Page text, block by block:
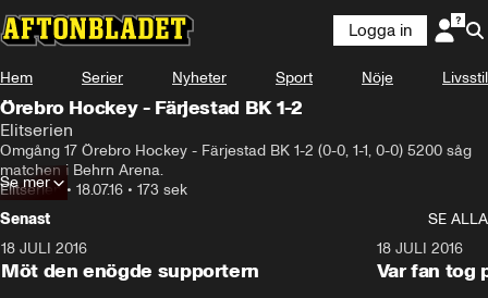
Logga in
Hem Serier Nyheter Sport Nöje Livsstil
Örebro Hockey - Färjestad BK 1-2
Elitserien
Omgång 17 Örebro Hockey - Färjestad BK 1-2 (0-0, 1-1, 0-0) 5200 såg
matchen i Behrn Arena.
Elitserien• 18.07.16 • 173 sek
Se mer
Senast
SE ALLA
18 JULI 2016
Möt den enögde supportern
18 JULI 2016
Var fan tog